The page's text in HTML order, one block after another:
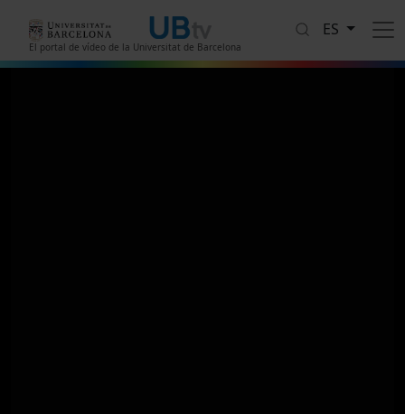
El portal de vídeo de la Universitat de Barcelona
ES